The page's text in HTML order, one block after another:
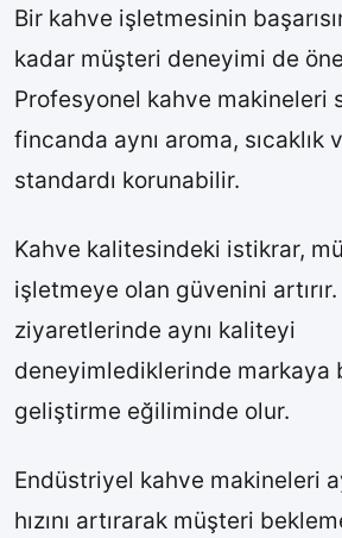
Bir kahve işletmesinin
kadar müşteri deneyimi de
Profesyonel kahve makineleri
fincanda aynı aroma, sıcaklık
standardı korunabilir.
Kahve kalitesindeki istikrar,
işletmeye olan güvenini
ziyaretlerinde aynı kaliteyi
deneyimlediklerinde markaya
geliştirme eğiliminde olur.
Endüstriyel kahve makineleri
hızını artırarak müşteri